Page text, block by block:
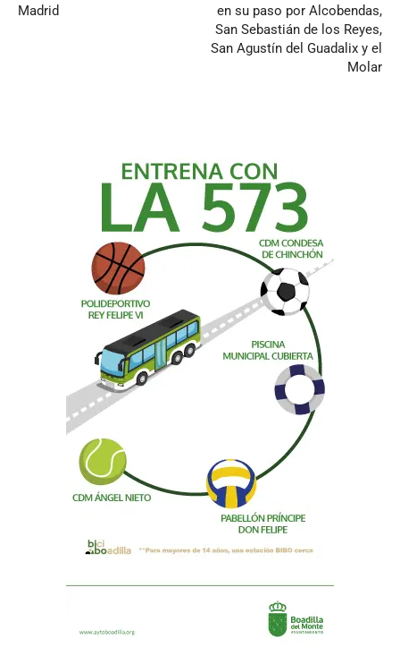
Madrid
en su paso por Alcobendas,
San Sebastián de los Reyes,
San Agustín del Guadalix y el
Molar